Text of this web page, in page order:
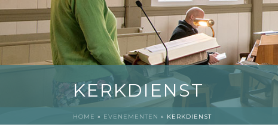
KERKDIENST
HOME » EVENEMENTEN » KERKDIENST